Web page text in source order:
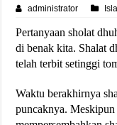
administrator
Pertanyaan sholat
di benak kita. Shalat
telah terbit setinggi
Waktu berakhirnya
puncaknya.